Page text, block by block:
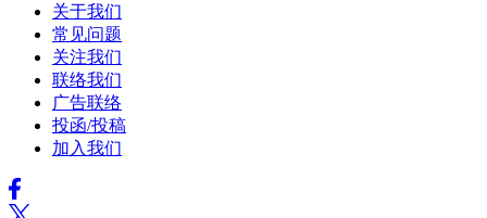
关于我们
常见问题
关注我们
联络我们
广告联络
投函/投稿
加入我们